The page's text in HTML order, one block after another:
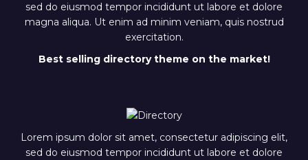
sed do eiusmod tempor incididunt ut labore et dolore
magna aliqua. Ut enim ad minim veniam, quis nostrud
exercitation.
Best selling directory theme on the market!
Lorem ipsum dolor sit amet, consectetur adipiscing elit,
sed do eiusmod tempor incididunt ut labore et dolore